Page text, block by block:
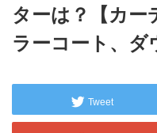
ターは？【カー
ラーコート、ダ
Tweet